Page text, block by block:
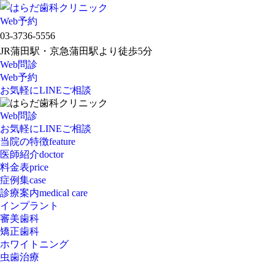
Web予約
03-3736-5556
JR蒲田駅・京急蒲田駅より徒歩5分
Web問診
Web予約
お気軽にLINEご相談
Web問診
お気軽にLINEご相談
当院の特徴feature
医師紹介doctor
料金表price
症例集case
診療案内medical care
インプラント
審美歯科
矯正歯科
ホワイトニング
虫歯治療